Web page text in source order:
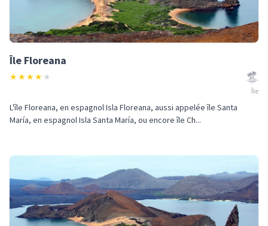
Île Floreana
★★★★ ★
Île
L'île Floreana, en espagnol Isla Floreana, aussi appelée île Santa
María, en espagnol Isla Santa María, ou encore île Ch...